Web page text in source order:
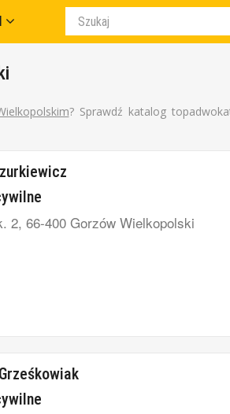
? Sprawdź katalog
2, 66-400 Gorzów Wielkopolski